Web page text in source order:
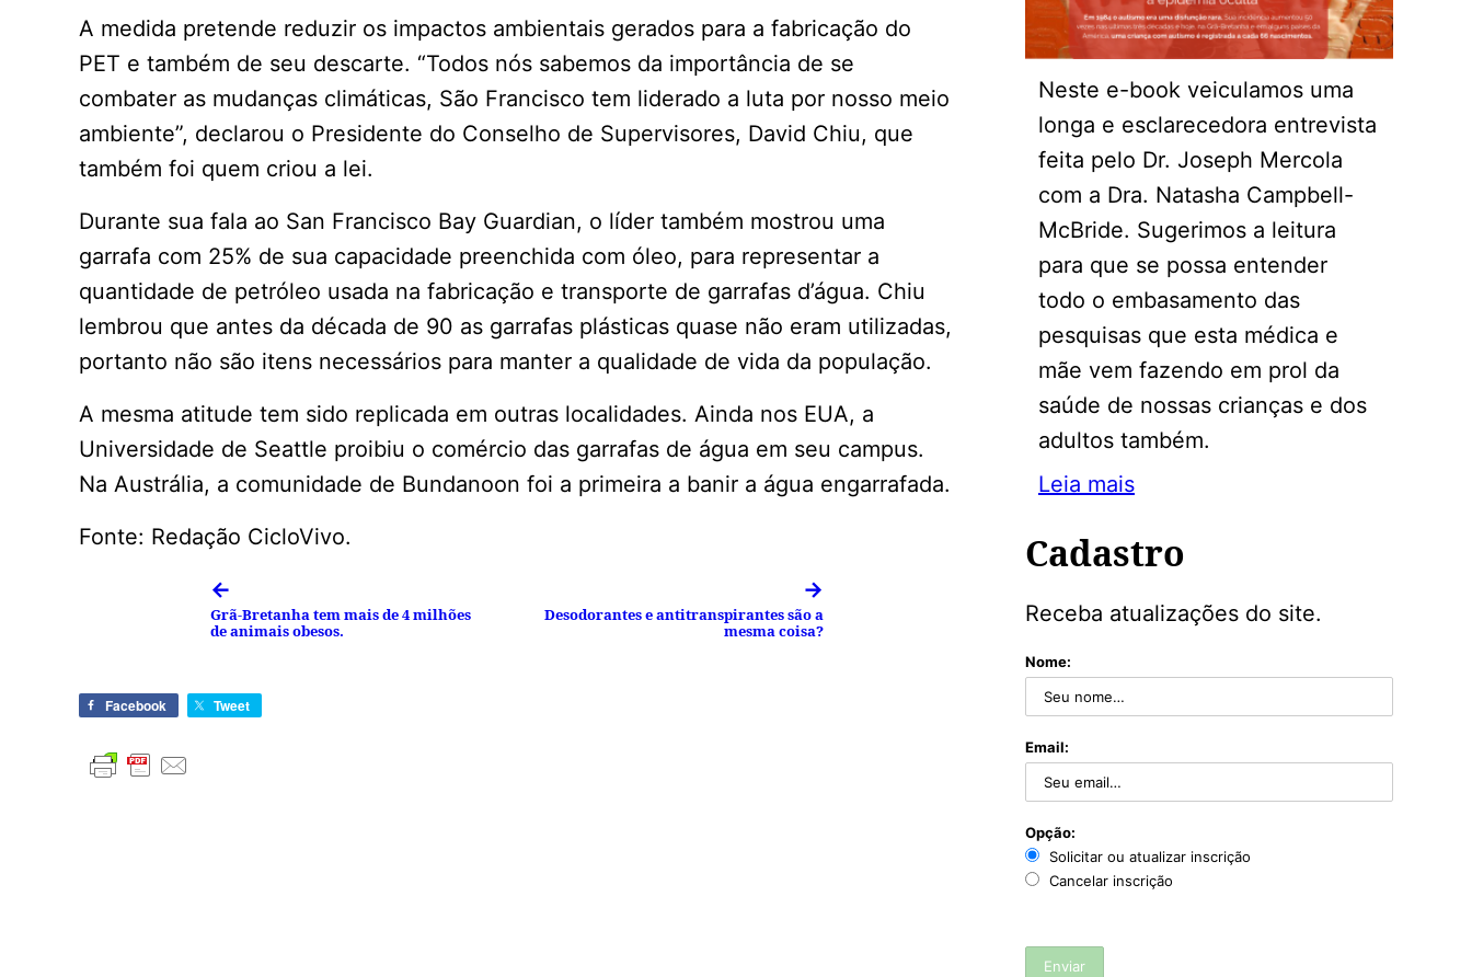
A medida pretende reduzir os impactos ambientais gerados para a fabricação do
PET e também de seu descarte. “Todos nós sabemos da importância de se
combater as mudanças climáticas, São Francisco tem liderado a luta por nosso meio
ambiente”, declarou o Presidente do Conselho de Supervisores, David Chiu, que
também foi quem criou a lei.
Durante sua fala ao San Francisco Bay Guardian, o líder também mostrou uma
garrafa com 25% de sua capacidade preenchida com óleo, para representar a
quantidade de petróleo usada na fabricação e transporte de garrafas d’água. Chiu
lembrou que antes da década de 90 as garrafas plásticas quase não eram utilizadas,
portanto não são itens necessários para manter a qualidade de vida da população.
A mesma atitude tem sido replicada em outras localidades. Ainda nos EUA, a
Universidade de Seattle proibiu o comércio das garrafas de água em seu campus.
Na Austrália, a comunidade de Bundanoon foi a primeira a banir a água engarrafada.
Fonte: Redação CicloVivo.
←
Grã-Bretanha tem mais de 4 milhões
de animais obesos.
→
Desodorantes e antitranspirantes são a
mesma coisa?
Facebook Tweet
Neste e-book veiculamos uma
longa e esclarecedora entrevista
feita pelo Dr. Joseph Mercola
com a Dra. Natasha Campbell-
McBride. Sugerimos a leitura
para que se possa entender
todo o embasamento das
pesquisas que esta médica e
mãe vem fazendo em prol da
saúde de nossas crianças e dos
adultos também.
Leia mais
Cadastro
Receba atualizações do site.
Nome:
Email:
Opção:
Solicitar ou atualizar inscrição
Cancelar inscrição